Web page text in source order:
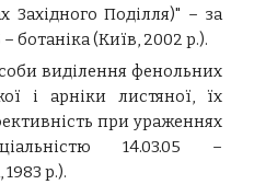
Західного Поділля)" – за
ботаніка (Київ, 2002 р.).
виділення фенольних
і арніки листяної, їх
при ураженнях
14.03.05 –
р.).